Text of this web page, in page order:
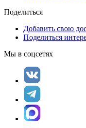
Поделиться
Добавить свою
Поделиться
Мы в соцсетях